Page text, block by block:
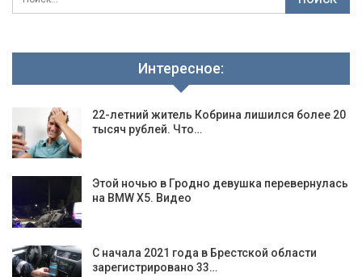
Интересное:
22-летний житель Кобрина лишился более 20
тысяч рублей. Что…
Этой ночью в Гродно девушка перевернулась
на BMW X5. Видео
С начала 2021 года в Брестской области
зарегистрировано 33…